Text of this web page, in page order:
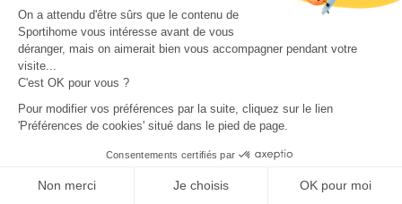
On a attendu d'être sûrs que le contenu de
Sportihome vous intéresse avant de vous
déranger, mais on aimerait bien vous accompagner pendant votre
visite...
C'est OK pour vous ?
Pour modifier vos préférences par la suite, cliquez sur le lien
'Préférences de cookies' situé dans le pied de page.
Consentements certifiés par
Non merci Je choisis OK pour moi
Dès 230 €/nuit
Sportihome, la plateforme française qui connecte voyageurs
sportifs et hôtes passionnés depuis 2017